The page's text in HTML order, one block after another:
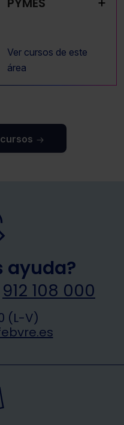
Ver cursos de este
área
ayuda?
912 108 000
(L-V)